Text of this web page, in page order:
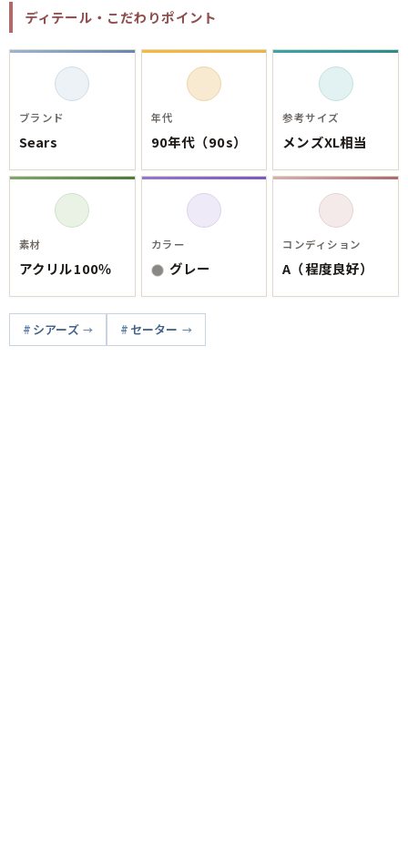
ディテール・こだわりポイント
ブランド
Sears
年代
90年代（90s）
参考サイズ
メンズXL相当
素材
アクリル100％
カラー
グレー
コンディション
A（程度良好）
シアーズ セーター